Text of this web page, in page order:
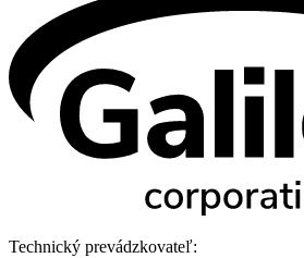
Technický prevádzkovateľ: